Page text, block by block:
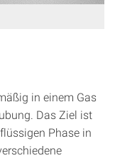
in einem Gas
Das Ziel ist
Phase in